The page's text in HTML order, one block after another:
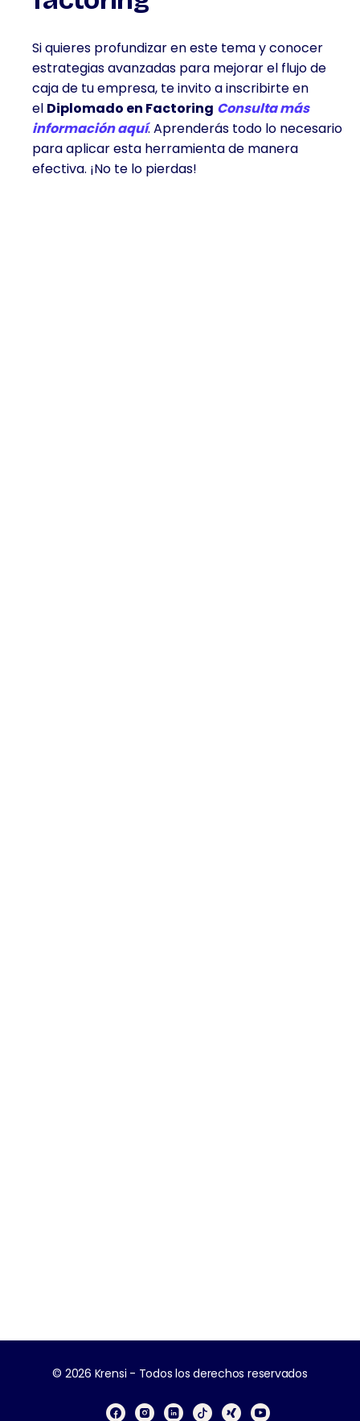
Si quieres profundizar en este tema y conocer
estrategias avanzadas para mejorar el flujo de
caja de tu empresa, te invito a inscribirte en
el Diplomado en Factoring Consulta más
información aquí. Aprenderás todo lo necesario
para aplicar esta herramienta de manera
efectiva. ¡No te lo pierdas!
© 2026 Krensi - Todos los derechos reservados